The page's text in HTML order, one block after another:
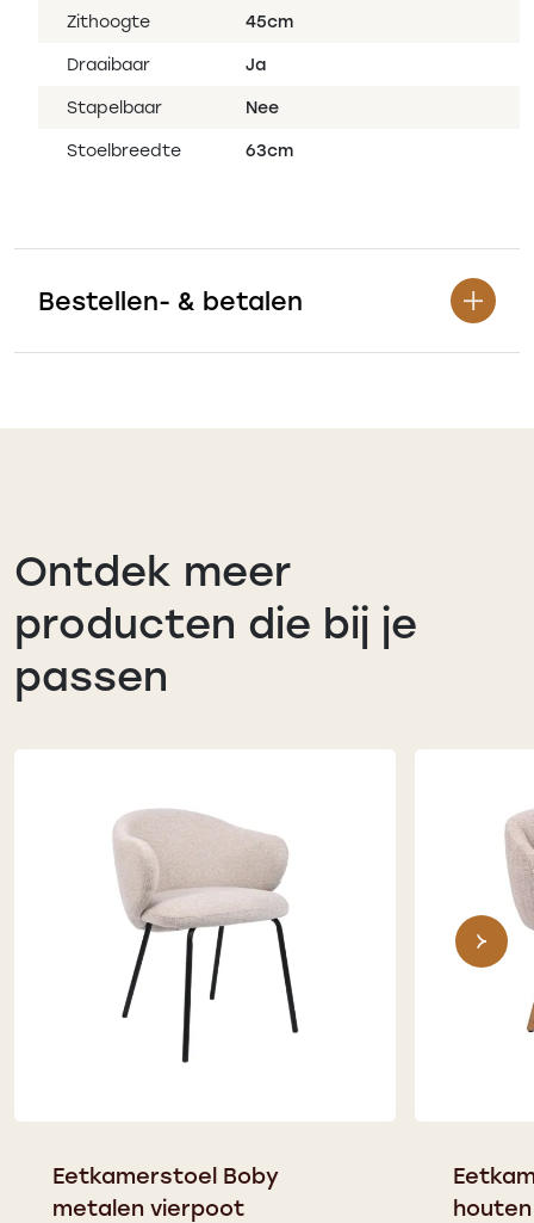
Zithoogte
45cm
Draaibaar
Ja
Stapelbaar
Nee
Stoelbreedte
63cm
Bestellen- & betalen
Ontdek meer
producten die bij je
passen
Eetkamerstoel Boby
metalen vierpoot